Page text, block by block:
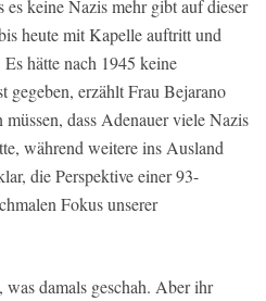
es keine Nazis mehr gibt auf dieser
heute mit Kapelle auftritt und
hätte nach 1945 keine
erzählt Frau Bejarano
dass Adenauer viele Nazis
während weitere ins Ausland
die Perspektive einer 93-
Fokus unserer
damals geschah. Aber ihr